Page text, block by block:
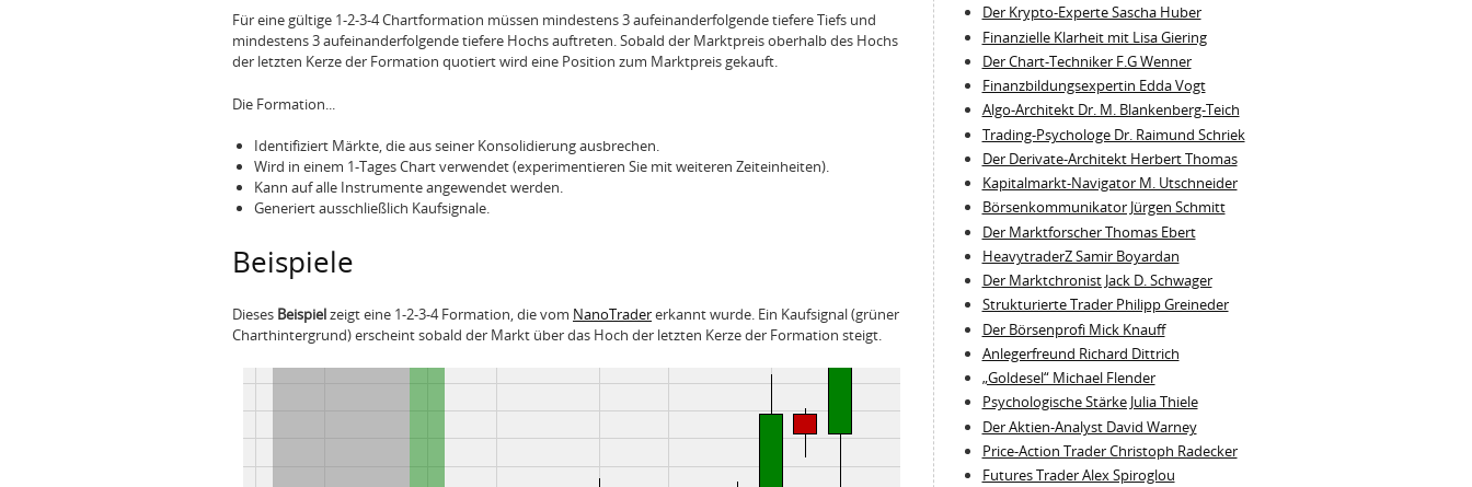
Für eine gültige 1-2-3-4 Chartformation müssen mindestens 3 aufeinanderfolgende tiefere Tiefs und
mindestens 3 aufeinanderfolgende tiefere Hochs auftreten. Sobald der Marktpreis oberhalb des Hochs
der letzten Kerze der Formation quotiert wird eine Position zum Marktpreis gekauft.
Die Formation...
Identifiziert Märkte, die aus seiner Konsolidierung ausbrechen.
Wird in einem 1-Tages Chart verwendet (experimentieren Sie mit weiteren Zeiteinheiten).
Kann auf alle Instrumente angewendet werden.
Generiert ausschließlich Kaufsignale.
Beispiele
Dieses Beispielzeigt eine 1-2-3-4 Formation, die vom NanoTradererkannt wurde. Ein Kaufsignal (grüner
Charthintergrund) erscheint sobald der Markt über das Hoch der letzten Kerze der Formation steigt.
Der Krypto-Experte Sascha Huber
Finanzielle Klarheit mit Lisa Giering
Der Chart-Techniker F.G Wenner
Finanzbildungsexpertin Edda Vogt
Algo‑Architekt Dr. M. Blankenberg‑Teich
Trading-Psychologe Dr. Raimund Schriek
Der Derivate‑Architekt Herbert Thomas
Kapitalmarkt-Navigator M. Utschneider
Börsenkommunikator Jürgen Schmitt
Der Marktforscher Thomas Ebert
HeavytraderZ Samir Boyardan
Der Marktchronist Jack D. Schwager
Strukturierte Trader Philipp Greineder
Der Börsenprofi Mick Knauff
Anlegerfreund Richard Dittrich
„Goldesel“ Michael Flender
Psychologische Stärke Julia Thiele
Der Aktien-Analyst David Warney
Price-Action Trader Christoph Radecker
Futures Trader Alex Spiroglou